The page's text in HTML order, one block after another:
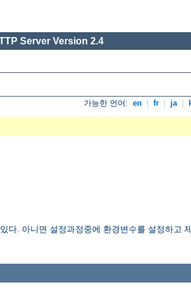
Server Version 2.4
가능한 언어: en fr ja
다. 아니면 설정과정중에 환경변수를 설정하고